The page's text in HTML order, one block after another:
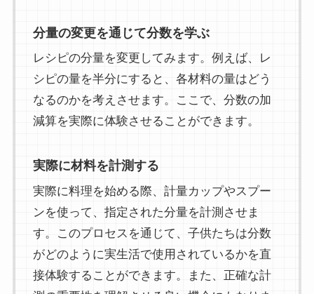
分量の変更を通じて分数を学ぶ
レシピの分量を変更してみます。例えば、レ
シピの量を半分にすると、各材料の量はどう
なるのかを考えさせます。ここで、分数の加
減算を実際に体験させることができます。
実際に材料を計測する
実際に料理を始める際、計量カップやスプー
ンを使って、指定された分量を計測させま
す。このプロセスを通じて、子供たちは分数
がどのように実生活で使用されているかを直
接体験することができます。また、正確な計